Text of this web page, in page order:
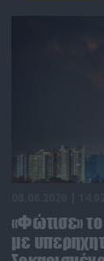
«Φώτισε»
με